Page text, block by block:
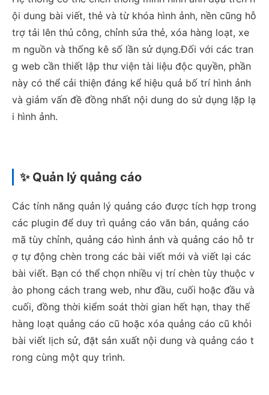
ội dung bài viết, thẻ và từ khóa hình ảnh, nền cũng hỗ
trợ tải lên thủ công, chỉnh sửa thẻ, xóa hàng loạt, xe
m nguồn và thống kê số lần sử dụng.Đối với các tran
g web cần thiết lập thư viện tài liệu độc quyền, phần
này có thể cải thiện đáng kể hiệu quả bố trí hình ảnh
và giảm vấn đề đồng nhất nội dung do sử dụng lặp lạ
i hình ảnh.
✨ Quản lý quảng cáo
Các tính năng quản lý quảng cáo được tích hợp trong
các plugin để duy trì quảng cáo văn bản, quảng cáo
mã tùy chỉnh, quảng cáo hình ảnh và quảng cáo hỗ tr
ợ tự động chèn trong các bài viết mới và viết lại các
bài viết. Bạn có thể chọn nhiều vị trí chèn tùy thuộc v
ào phong cách trang web, như đầu, cuối hoặc đầu và
cuối, đồng thời kiểm soát thời gian hết hạn, thay thế
hàng loạt quảng cáo cũ hoặc xóa quảng cáo cũ khỏi
bài viết lịch sử, đặt sản xuất nội dung và quảng cáo t
rong cùng một quy trình.